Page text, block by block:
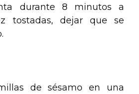
durante 8 minutos a
tostadas, dejar que se
de sésamo en una